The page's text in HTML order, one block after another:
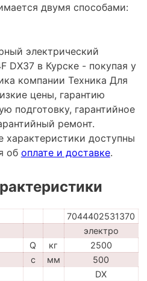
двумя способами:
электрический
DX37 в Курске - покупая у
компании Техника Для
цены, гарантию
подготовку, гарантийное
ремонт.
характеристики доступны
об оплате и доставке.
7044402531370
электро
Q кг
2500
c мм
500
DX